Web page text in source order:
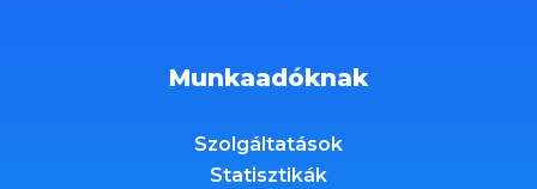
Munkaadóknak
Szolgáltatások
Statisztikák